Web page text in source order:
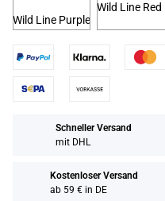
Wild Line Purple
Wild Line Red
Schneller Versand
mit DHL
Kostenloser Versand
ab 59 € in DE